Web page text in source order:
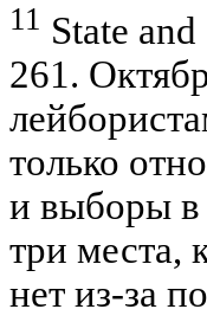
11 State
261.
только
и выборы в
три места,
нет из-за